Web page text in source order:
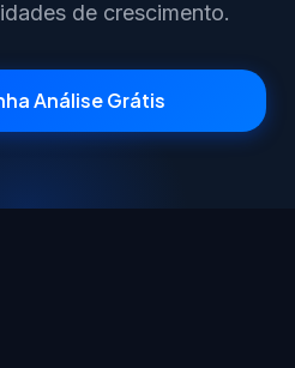
de crescimento.
Análise Grátis